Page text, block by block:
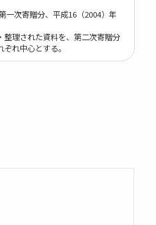
一次寄贈分、平成16（2004）年
理された資料を、第二次寄贈分
れ中心とする。